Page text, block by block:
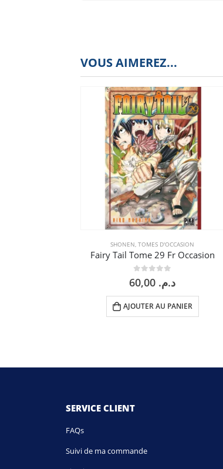
VOUS AIMEREZ...
SHONEN, TOMES D'OCCASION
Fairy Tail Tome 29 Fr Occasion
0sur 5د.م.
AJOUTER AU PANIER
SERVICE CLIENT
FAQs
Suivi de ma commande